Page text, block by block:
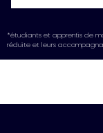
*étudiants et apprentis de
réduite et leurs